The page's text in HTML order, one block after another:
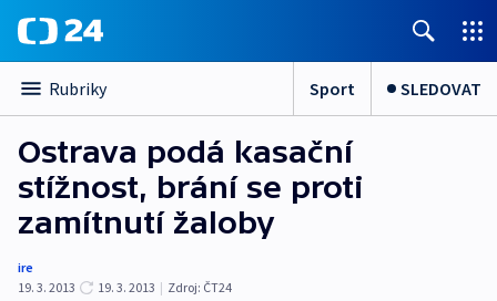
Rubriky Sport SLEDOVAT
Ostrava podá kasační
stížnost, brání se proti
zamítnutí žaloby
ire
19. 3. 2013
19. 3. 2013 | Zdroj: ČT24